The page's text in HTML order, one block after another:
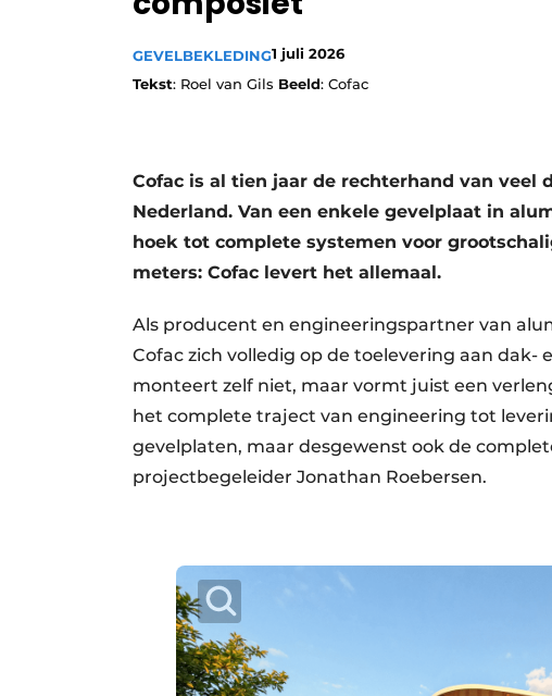
Privacy / Cookie statement
Vacature aanmelden
GEVELBEKLEDING1 juli 2026
Tekst: Roel van Gils Beeld: Cofac
Cofac is al tien jaar de rechterhand van veel
Nederland. Van een enkele gevelplaat in
hoek tot complete systemen voor
meters: Cofac levert het allemaal.
Als producent en engineeringspartner van
Cofac zich volledig op de toelevering aan
monteert zelf niet, maar vormt juist een
het complete traject van engineering tot
gevelplaten, maar desgewenst ook de
projectbegeleider Jonathan Roebersen.